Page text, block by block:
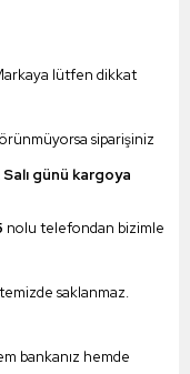
lütfen dikkat
siparişiniz
günü kargoya
nolu telefondan bizimle
saklanmaz.
bankanız hemde